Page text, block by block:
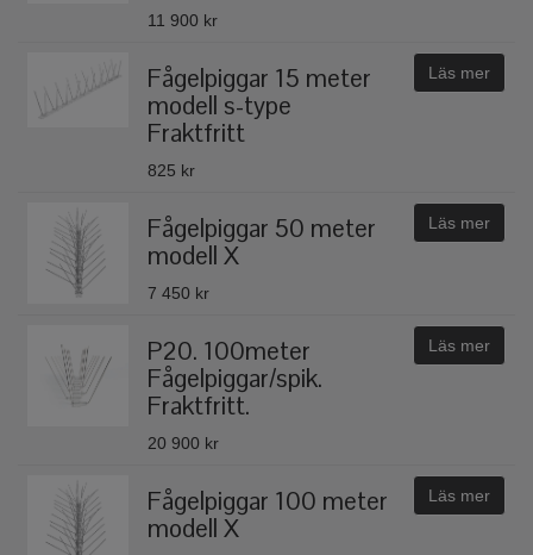
11 900 kr
Fågelpiggar 15 meter
modell s-type
Fraktfritt
825 kr
Läs mer
Fågelpiggar 50 meter
modell X
7 450 kr
Läs mer
P20. 100meter
Fågelpiggar/spik.
Fraktfritt.
20 900 kr
Läs mer
Fågelpiggar 100 meter
modell X
Läs mer